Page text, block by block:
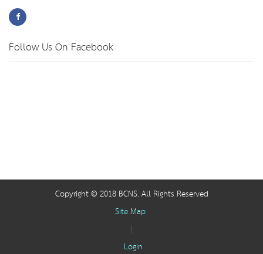
Follow Us On Facebook
Copyright © 2018 BCNS. All Rights Reserved
Site Map
|
Login